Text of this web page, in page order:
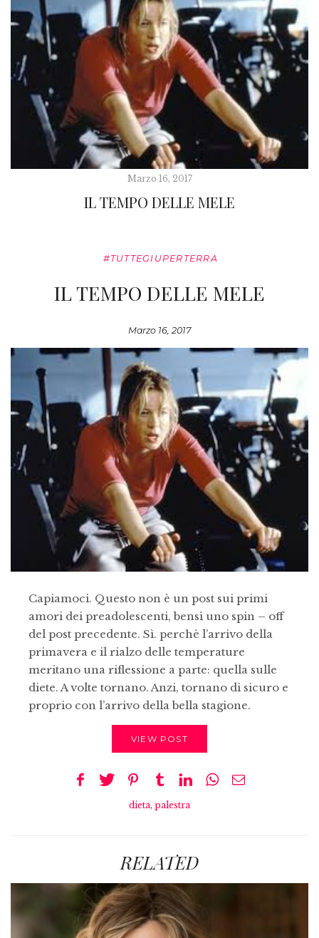
Marzo 16, 2017
IL TEMPO DELLE MELE
#TUTTEGIUPERTERRA
IL TEMPO DELLE MELE
Marzo 16, 2017
Capiamoci. Questo non è un post sui primi
amori dei preadolescenti, bensì uno spin – off
del post precedente. Sì. perchè l’arrivo della
primavera e il rialzo delle temperature
meritano una riflessione a parte: quella sulle
diete. A volte tornano. Anzi, tornano di sicuro e
proprio con l’arrivo della bella stagione.
VIEW POST
dieta, palestra
RELATED